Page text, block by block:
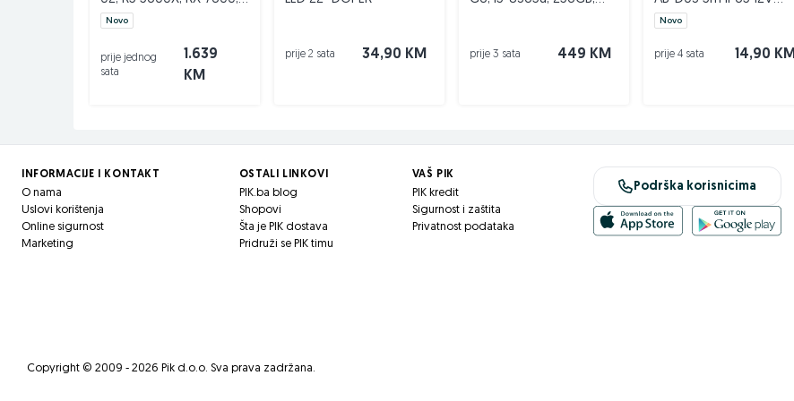
Kontakt:
mail: info@doper.ba
www.doper.ba
Računari
NOVI I POLOVNI
Laptopi
NOVI i POLOVNI
Led rasvjeta - uvoz, prodaja, distrubucija
500GB; 16GB DOPER
Novo
1.639
KM
prije jednog
sata
34,90 KM
prije 2 sata 449 KM
prije 3 sata
toplo bijela
Novo
14,90 KM
prije 4 sata
INFORMACIJE I KONTAKT
O nama
Uslovi korištenja
Online sigurnost
Marketing
OSTALI LINKOVI
PIK.ba blog
Shopovi
Šta je PIK dostava
Pridruži se PIK timu
VAŠ PIK
PIK kredit
Sigurnost i zaštita
Privatnost podataka
Podrška korisnicima
Copyright © 2009 - 2026 Pik d.o.o. Sva prava zadržana.